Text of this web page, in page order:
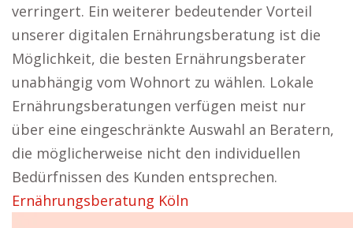
verringert. Ein weiterer bedeutender Vorteil
unserer digitalen Ernährungsberatung ist die
Möglichkeit, die besten Ernährungsberater
unabhängig vom Wohnort zu wählen. Lokale
Ernährungsberatungen verfügen meist nur
über eine eingeschränkte Auswahl an Beratern,
die möglicherweise nicht den individuellen
Bedürfnissen des Kunden entsprechen.
Ernährungsberatung Köln